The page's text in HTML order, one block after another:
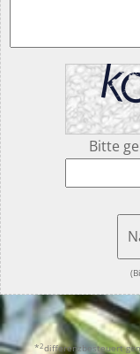
Bitte
*2differenzbesteuert